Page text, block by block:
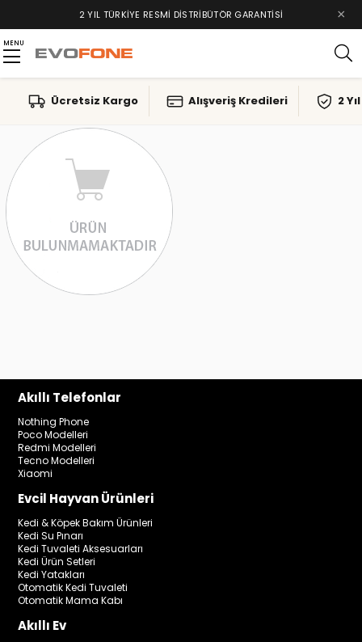
2 YIL TÜRKIYE RESMI DISTRIBÜTÖR GARANTISI ×
MENU
Ücretsiz Kargo Alışveriş Kredileri 2
Akıllı Telefonlar
Nothing Phone
Poco Modelleri
Redmi Modelleri
Tecno Modelleri
Xiaomi
Evcil Hayvan Ürünleri
Kedi & Köpek Bakım Ürünleri
Kedi Su Pınarı
Kedi Tuvaleti Aksesuarları
Kedi Ürün Setleri
Kedi Yatakları
Otomatik Kedi Tuvaleti
Otomatik Mama Kabı
Akıllı Ev